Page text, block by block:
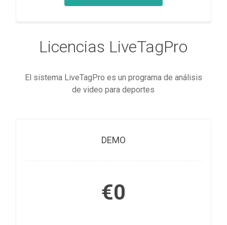
Licencias LiveTagPro
El sistema LiveTagPro es un programa de análisis
de video para deportes
DEMO
€0